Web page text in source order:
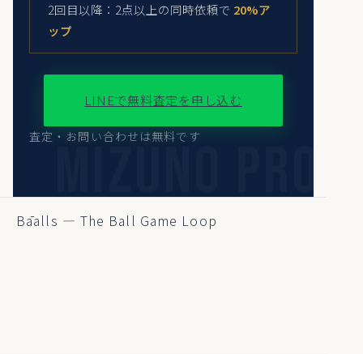
2回目以降：2点以上の同時依頼で 20%ア
ップ
LINEで無料査定を申し込む
査定・お問い合わせは無料です
Bāalls — The Ball Game Loop